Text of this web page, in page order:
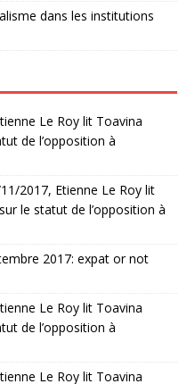
dans les institutions
Le Roy lit Toavina
de l’opposition à
2017, Etienne Le Roy lit
le statut de l’opposition à
2017: expat or not
Le Roy lit Toavina
de l’opposition à
Le Roy lit Toavina